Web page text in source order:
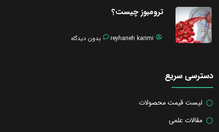
ترومبوز چیست؟
reyhaneh karimi بدون دیدگاه
دسترسی سریع
لیست قیمت محصولات
مقالات علمی